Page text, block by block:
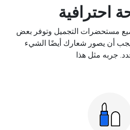
مستحضرات التجميل وتوفر بعض
أن يصور شعارك أيضًا الشيء